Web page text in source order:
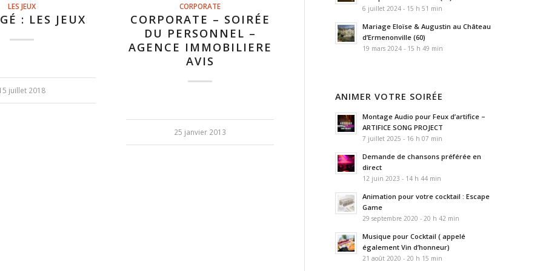
LES JEUX
: LES JEUX
juillet 2018
CORPORATE
CORPORATE – SOIRÉE
DU PERSONNEL –
AGENCE IMMOBILIERE
AVIS
25 janvier 2013
6 juillet 2024 - 15 h 51 min
Mariage Eloïse & Augustin au Château
d’Ermenonville (60)
19 mars 2024 - 15 h 49 min
ANIMER VOTRE SOIRÉE
Montage Audio pour Feux d’artifice –
ARTIFICE SONG PROJECT
7 juillet 2025 - 16 h 07 min
Demande de chansons préférée en
direct
12 juin 2023 - 14 h 44 min
Animation pour votre cocktail : Escape
Game
29 septembre 2020 - 20 h 42 min
Musique pour Cocktail ( appelé
également Vin d’honneur)
21 août 2020 - 20 h 15 min